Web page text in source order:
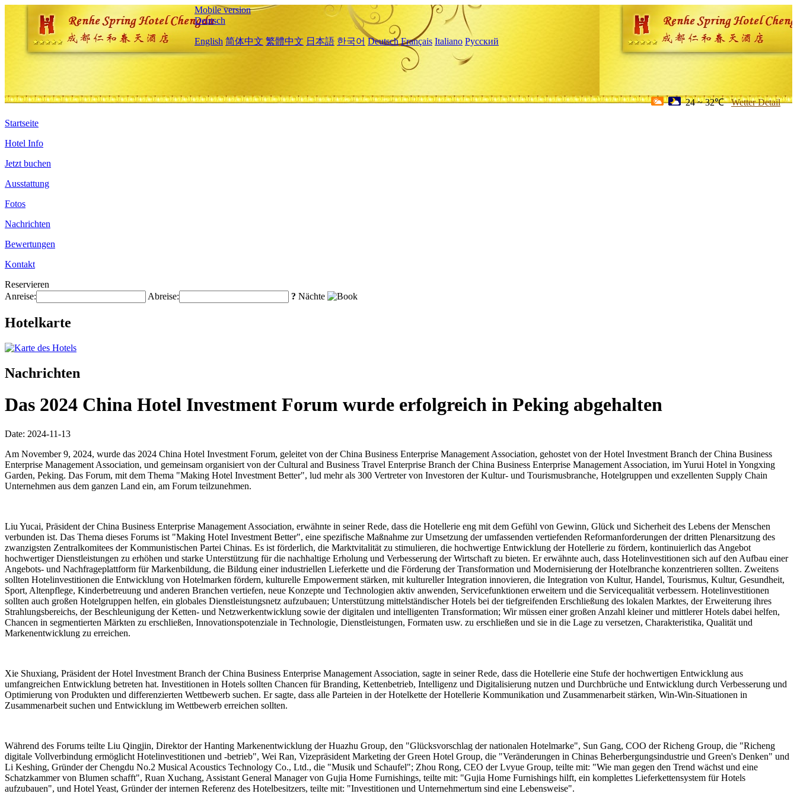
Mobile version
Deutsch
English 简体中文 繁體中文 日本語 한국어 Deutsch Français Italiano Русский
24 ~ 32℃ Wetter Detail
Startseite
Hotel Info
Jetzt buchen
Ausstattung
Fotos
Nachrichten
Bewertungen
Kontakt
Reservieren
Anreise:
Abreise: ? Nächte
Hotelkarte
Nachrichten
Das 2024 China Hotel Investment Forum wurde erfolgreich in Peking abgehalten
Date: 2024-11-13
Am November 9, 2024, wurde das 2024 China Hotel Investment Forum, geleitet von der China Business Enterprise Management Association, gehostet von der Hotel Investment Branch der China Business
Enterprise Management Association, und gemeinsam organisiert von der Cultural and Business Travel Enterprise Branch der China Business Enterprise Management Association, im Yurui Hotel in Yongxing
Garden, Peking. Das Forum, mit dem Thema "Making Hotel Investment Better", lud mehr als 300 Vertreter von Investoren der Kultur- und Tourismusbranche, Hotelgruppen und exzellenten Supply Chain
Unternehmen aus dem ganzen Land ein, am Forum teilzunehmen.
Liu Yucai, Präsident der China Business Enterprise Management Association, erwähnte in seiner Rede, dass die Hotellerie eng mit dem Gefühl von Gewinn, Glück und Sicherheit des Lebens der Menschen
verbunden ist. Das Thema dieses Forums ist "Making Hotel Investment Better", eine spezifische Maßnahme zur Umsetzung der umfassenden vertiefenden Reformanforderungen der dritten Plenarsitzung des
zwanzigsten Zentralkomitees der Kommunistischen Partei Chinas. Es ist förderlich, die Marktvitalität zu stimulieren, die hochwertige Entwicklung der Hotellerie zu fördern, kontinuierlich das Angebot
hochwertiger Dienstleistungen zu erhöhen und starke Unterstützung für die nachhaltige Erholung und Verbesserung der Wirtschaft zu bieten. Er erwähnte auch, dass Hotelinvestitionen sich auf den Aufbau einer
Angebots- und Nachfrageplattform für Markenbildung, die Bildung einer industriellen Lieferkette und die Förderung der Transformation und Modernisierung der Hotelbranche konzentrieren sollten. Zweitens
sollten Hotelinvestitionen die Entwicklung von Hotelmarken fördern, kulturelle Empowerment stärken, mit kultureller Integration innovieren, die Integration von Kultur, Handel, Tourismus, Kultur, Gesundheit,
Sport, Altenpflege, Kinderbetreuung und anderen Branchen vertiefen, neue Konzepte und Technologien aktiv anwenden, Servicefunktionen erweitern und die Servicequalität verbessern. Hotelinvestitionen
sollten auch großen Hotelgruppen helfen, ein globales Dienstleistungsnetz aufzubauen; Unterstützung mittelständischer Hotels bei der tiefgreifenden Erschließung des lokalen Marktes, der Erweiterung ihres
Strahlungsbereichs, der Beschleunigung der Ketten- und Netzwerkentwicklung sowie der digitalen und intelligenten Transformation; Wir müssen einer großen Anzahl kleiner und mittlerer Hotels dabei helfen,
Chancen in segmentierten Märkten zu erschließen, Innovationspotenziale in Technologie, Dienstleistungen, Formaten usw. zu erschließen und sie in die Lage zu versetzen, Charakteristika, Qualität und
Markenentwicklung zu erreichen.
Xie Shuxiang, Präsident der Hotel Investment Branch der China Business Enterprise Management Association, sagte in seiner Rede, dass die Hotellerie eine Stufe der hochwertigen Entwicklung aus
umfangreichen Entwicklung betreten hat. Investitionen in Hotels sollten Chancen für Branding, Kettenbetrieb, Intelligenz und Digitalisierung nutzen und Durchbrüche und Entwicklung durch Verbesserung und
Optimierung von Produkten und differenzierten Wettbewerb suchen. Er sagte, dass alle Parteien in der Hotelkette der Hotellerie Kommunikation und Zusammenarbeit stärken, Win-Win-Situationen in
Zusammenarbeit suchen und Entwicklung im Wettbewerb erreichen sollten.
Während des Forums teilte Liu Qingjin, Direktor der Hanting Markenentwicklung der Huazhu Group, den "Glücksvorschlag der nationalen Hotelmarke", Sun Gang, COO der Richeng Group, die "Richeng
digitale Vollverbindung ermöglicht Hotelinvestitionen und -betrieb", Wei Ran, Vizepräsident Marketing der Green Hotel Group, die "Veränderungen in Chinas Beherbergungsindustrie und Green's Denken" und
Li Keshing, Gründer der Chengdu No.2 Musical Acoustics Technology Co., Ltd., die "Musik und Schaufel"; Zhou Rong, CEO der Lvyue Group, teilte mit: "Wie man gegen den Trend wächst und eine
Schatzkammer von Blumen schafft", Ruan Xuchang, Assistant General Manager von Gujia Home Furnishings, teilte mit: "Gujia Home Furnishings hilft, ein komplettes Lieferkettensystem für Hotels
aufzubauen", und Hotel Yeast, Gründer der internen Referenz des Hotelbesitzers, teilte mit: "Investitionen und Unternehmertum sind eine Lebensweise".